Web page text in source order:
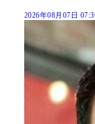
2026年08月07日